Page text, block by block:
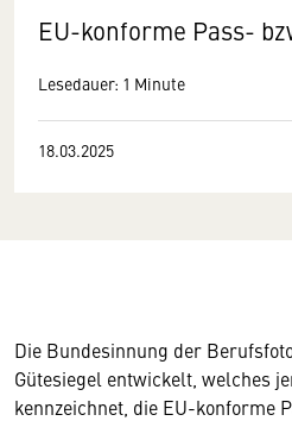
EU-konforme Pass-
Lesedauer: 1 Minute
18.03.2025
Die Bundesinnung der
Gütesiegel entwickelt, welches
kennzeichnet, die EU-konforme